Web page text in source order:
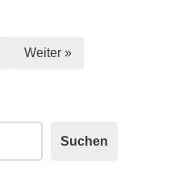
Weiter »
Suchen